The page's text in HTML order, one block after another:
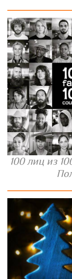
100 лиц из